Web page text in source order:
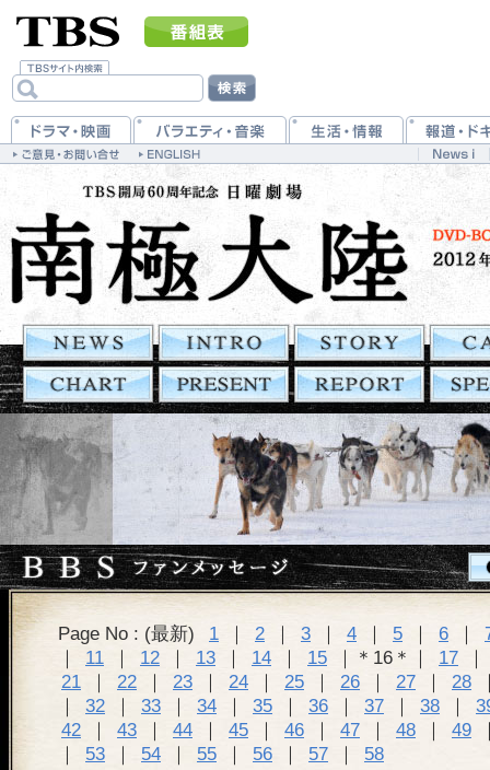
Page No : (最新) 1 ｜ 2 ｜ 3 ｜ 4 ｜ 5 ｜ 6 ｜
｜
11 ｜ 12 ｜ 13 ｜ 14 ｜ 15 ｜＊16＊｜ 17
｜
21
｜ 22 ｜ 23 ｜ 24 ｜ 25 ｜ 26 ｜ 27 ｜ 28
｜
32 ｜ 33 ｜ 34 ｜ 35 ｜ 36 ｜ 37 ｜ 38 ｜
42
｜ 43 ｜ 44 ｜ 45 ｜ 46 ｜ 47 ｜ 48 ｜ 49
｜
53 ｜ 54 ｜ 55 ｜ 56 ｜ 57 ｜ 58